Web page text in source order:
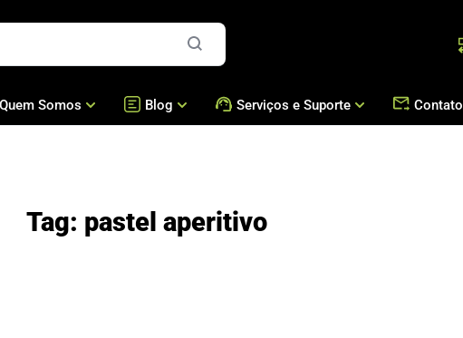
Masseiras Cozedoras
Números
Quem Somos Blog
Perguntas Frequentes
Serviços e Suporte Contato
Tag: pastel aperitivo